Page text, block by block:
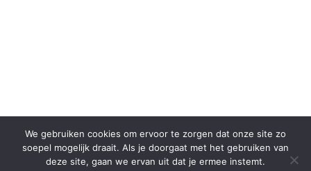
We gebruiken cookies om ervoor te zorgen dat onze site zo
soepel mogelijk draait. Als je doorgaat met het gebruiken van
deze site, gaan we ervan uit dat je ermee instemt.